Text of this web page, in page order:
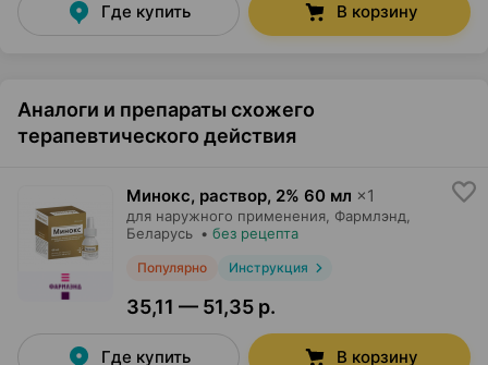
Где купить В корзину
Аналоги и препараты схожего
терапевтического действия
Минокс, раствор, 2% 60 мл ×1
для наружного применения, Фармлэнд
Беларусь • без рецепта
Популярно Инструкция
35,11 — 51,35 р.
Где купить В корзину